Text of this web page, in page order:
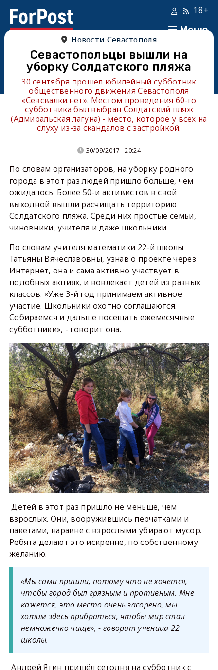
Меню
18+
Новости Севастополя
Севастопольцы вышли на
уборку Солдатского пляжа
30 сентября прошел юбилейный субботник
общественного движения Севастополя
«Севсвалки.нет». Местом проведения 60-го
субботника был выбран Солдатский пляж
(Адмиральская лагуна) - место, которое у всех на
слуху из-за скандалов с застройкой.
30/09/2017 - 20:24
По словам организаторов, на уборку родного
города в этот раз людей пришло больше, чем
ожидалось. Более 50-и активистов в свой
выходной вышли расчищать территорию
Солдатского пляжа. Среди них простые семьи,
чиновники, учителя и даже школьники.
По словам учителя математики 22-й школы
Татьяны Вячеславовны, узнав о проекте через
Интернет, она и сама активно участвует в
подобных акциях, и вовлекает детей из разных
классов. «Уже 3-й год принимаем активное
участие. Школьники охотно соглашаются.
Собираемся и дальше посещать ежемесячные
субботники», - говорит она.
Детей в этот раз пришло не меньше, чем
взрослых. Они, вооружившись перчатками и
пакетами, наравне с взрослыми убирают мусор.
Ребята делают это искренне, по собственному
желанию.
«Мы сами пришли, потому что не хочется,
чтобы город был грязным и противным. Мне
кажется, это место очень засорено, мы
хотим здесь прибраться, чтобы мир стал
немножечко чище», - говорит ученица 22
школы.
Андрей Ягин пришёл сегодня на субботник с